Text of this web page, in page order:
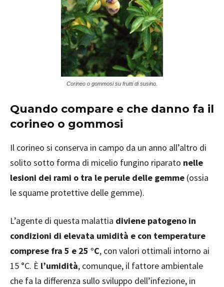
Corineo o gommosi su frutti di susino.
Quando compare e che danno fa il
corineo o gommosi
Il corineo si conserva in campo da un anno all’altro di
solito sotto forma di micelio fungino riparato nelle
lesioni dei rami o tra le perule delle gemme (ossia
le squame protettive delle gemme).
L’agente di questa malattia diviene patogeno in
condizioni di elevata umidità e con temperature
comprese fra 5 e 25 °C, con valori ottimali intorno ai
15 °C. È l’umidità, comunque, il fattore ambientale
che fa la differenza sullo sviluppo dell’infezione, in